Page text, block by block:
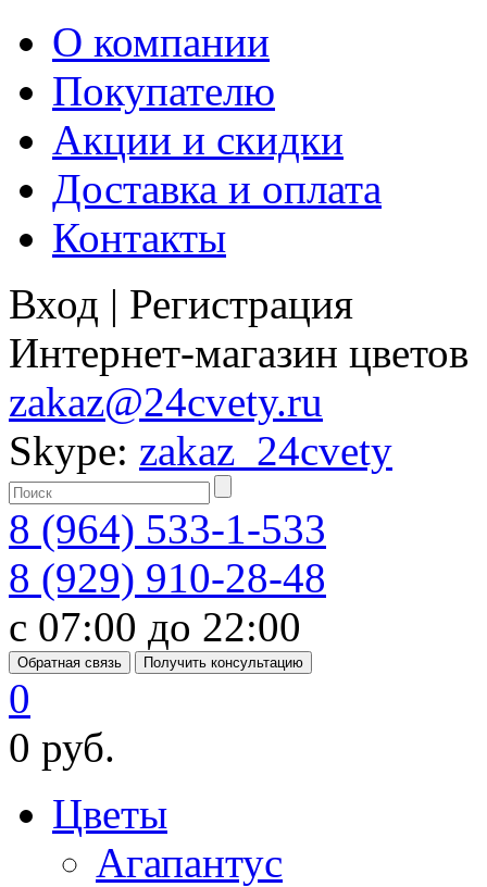
О компании
Покупателю
Акции и скидки
Доставка и оплата
Контакты
Вход | Регистрация
Интернет-магазин цветов
zakaz@24cvety.ru
Skype: zakaz_24cvety
8 (964) 533-1-533
8 (929) 910-28-48
с 07:00 до 22:00
Обратная связь Получить консультацию
0
0 руб.
Цветы
Агапантус